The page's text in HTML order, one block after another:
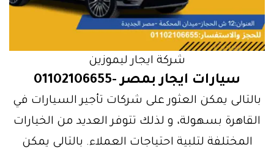
شركة ايجار ليموزين
سيارات ايجار بمصر -01102106655
بالتالى يمكن العثور على شركات تأجير السيارات في
القاهرة بسهولة، و لذلك تتوفر العديد من الخيارات
المختلفة لتلبية احتياجات العملاء. بالتالى يمكن